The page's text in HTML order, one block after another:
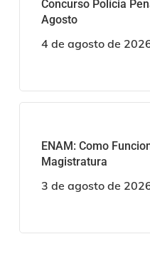
Concurso Polícia
Agosto
4 de agosto de
ENAM: Como
Magistratura
3 de agosto de